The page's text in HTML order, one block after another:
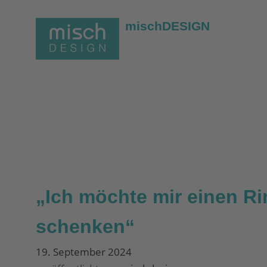
mischDESIGN
„Ich möchte mir einen
schenken“
19. September 2024